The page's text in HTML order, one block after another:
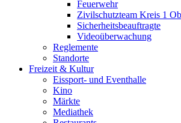
Feuerwehr
Zivilschutzteam Kreis 1
Sicherheitsbeauftragte
Videoüberwachung
Reglemente
Standorte
Freizeit & Kultur
Eissport- und Eventhalle
Kino
Märkte
Mediathek